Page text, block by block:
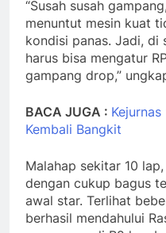
“Susah susah
menuntut mesin kuat
kondisi panas. Jadi, di
harus bisa mengatur
gampang drop,”
BACA JUGA :
Kembali Bangkit
Malahap sekitar 10
dengan cukup bagus
awal star. Terlihat
berhasil mendahului